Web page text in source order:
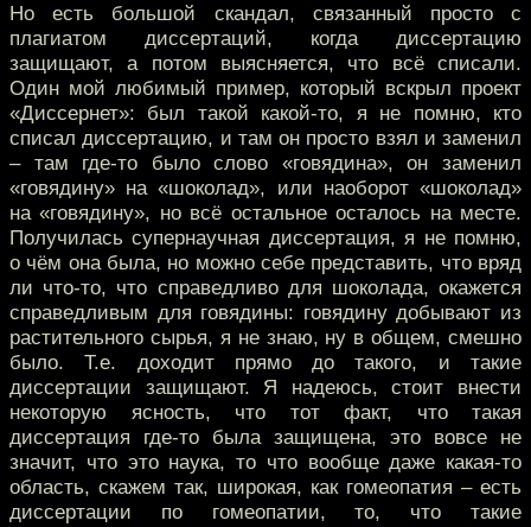
Но есть большой скандал, связанный просто с
плагиатом диссертаций, когда диссертацию
защищают, а потом выясняется, что всё списали.
Один мой любимый пример, который вскрыл проект
«Диссернет»: был такой какой-то, я не помню, кто
списал диссертацию, и там он просто взял и заменил
– там где-то было слово «говядина», он заменил
«говядину» на «шоколад», или наоборот «шоколад»
на «говядину», но всё остальное осталось на месте.
Получилась супернаучная диссертация, я не помню,
о чём она была, но можно себе представить, что вряд
ли что-то, что справедливо для шоколада, окажется
справедливым для говядины: говядину добывают из
растительного сырья, я не знаю, ну в общем, смешно
было. Т.е. доходит прямо до такого, и такие
диссертации защищают. Я надеюсь, стоит внести
некоторую ясность, что тот факт, что такая
диссертация где-то была защищена, это вовсе не
значит, что это наука, то что вообще даже какая-то
область, скажем так, широкая, как гомеопатия – есть
диссертации по гомеопатии, то, что такие